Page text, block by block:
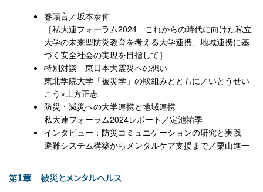
巻頭言／坂本泰伸
［私大連フォーラム2024 これからの時代に向けた私立
大学の未来型防災教育を考える大学連携、地域連携に基
づく安全社会の実現を目指して］
特別対談 東日本大震災への想い
東北学院大学「被災学」の取組みとともに／いとうせい
こう×土方正志
防災・減災への大学連携と地域連携
私大連フォーラム2024レポート／定池祐季
インタビュー：防災コミュニケーションの研究と実践
避難システム構築からメンタルケア支援まで／栗山進一
第1章 被災とメンタルヘルス